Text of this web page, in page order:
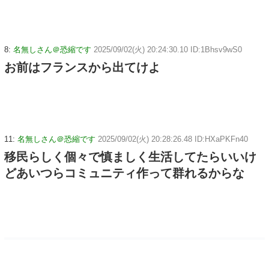
8: 名無しさん＠恐縮です 2025/09/02(火) 20:24:30.10 ID:1Bhsv9wS0
お前はフランスから出てけよ
11: 名無しさん＠恐縮です 2025/09/02(火) 20:28:26.48 ID:HXaPKFn40
移民らしく個々で慎ましく生活してたらいいけ
どあいつらコミュニティ作って群れるからな